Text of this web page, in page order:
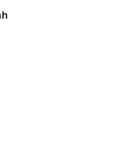
35 phút di chuyển nhanh
cách châu Âu tân cổ điển khi kết
cùng với các đường phào chỉ
và đèn cách điệu. Các phòng
nội thất cao cấp được kết hài
nghi và hiện đại.
hoạt động tham quan phố cổ
lướt mạng thả ga và chỗ đậu
sạn vô cùng hiếu khách và